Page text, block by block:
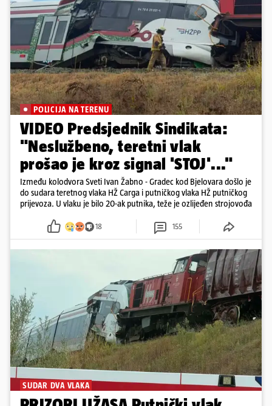
POLICIJA NA TERENU
VIDEO Predsjednik Sindikata:
"Neslužbeno, teretni vlak
prošao je kroz signal 'STOJ'..."
Između kolodvora Sveti Ivan Žabno - Gradec kod Bjelovara došlo je
do sudara teretnog vlaka HŽ Carga i putničkog vlaka HŽ putničkog
prijevoza. U vlaku je bilo 20-ak putnika, teže je ozlijeđen strojovođa
18 155
SUDAR DVA VLAKA